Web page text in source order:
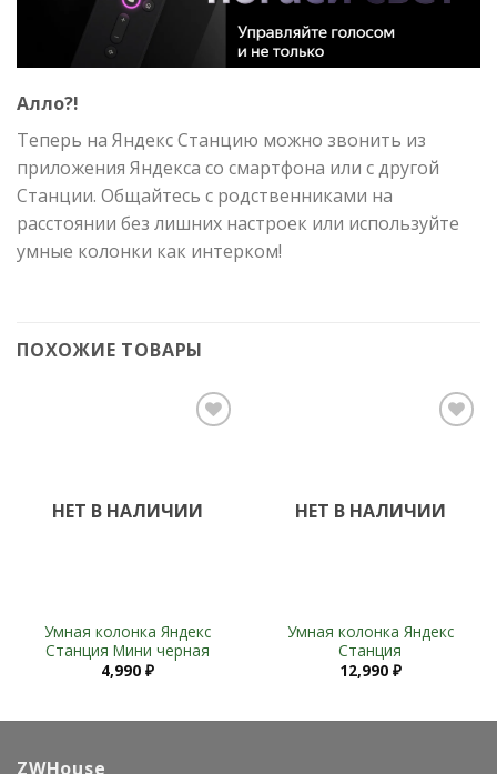
Алло?!
Теперь на Яндекс Станцию можно звонить из
приложения Яндекса со смартфона или с другой
Станции. Общайтесь с родственниками на
расстоянии без лишних настроек или используйте
умные колонки как интерком!
ПОХОЖИЕ ТОВАРЫ
НЕТ В НАЛИЧИИ
Умная колонка Яндекс
Станция Мини черная
4,990 ₽
НЕТ В НАЛИЧИИ
Умная колонка Яндекс
Станция
12,990 ₽
ZWHouse